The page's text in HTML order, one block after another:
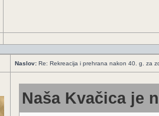
Naslov: Re: Rekreacija i prehrana nakon 40. g. za
Naša Kvačica je